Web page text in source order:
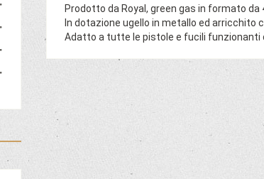
Prodotto da Royal, green gas in formato da
In dotazione ugello in metallo ed arricchito
Adatto a tutte le pistole e fucili funzionanti